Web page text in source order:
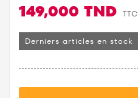
149,000 TND TTC
Derniers articles en stock